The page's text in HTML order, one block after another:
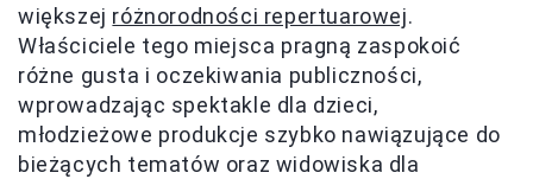
większej różnorodności repertuarowej.
Właściciele tego miejsca pragną zaspokoić
różne gusta i oczekiwania publiczności,
wprowadzając spektakle dla dzieci,
młodzieżowe produkcje szybko nawiązujące do
bieżących tematów oraz widowiska dla